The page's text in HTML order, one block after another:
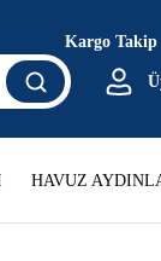
Kargo Takip
HAVUZ